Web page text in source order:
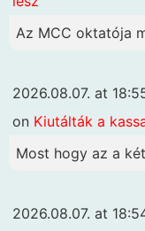
Az MCC oktatója
2026.08.07. at
on Kiutálták a
Most hogy az a
2026.08.07. at